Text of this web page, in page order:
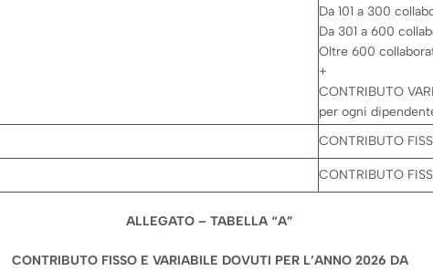
Da 101 a 300
Da 301 a 600
Oltre 600
+
CONTRIBUTO
per ogni
CONTRIBUTO
CONTRIBUTO
ALLEGATO – TABELLA “A”
CONTRIBUTO FISSO E VARIABILE DOVUTI PER L’ANNO 2026 DA